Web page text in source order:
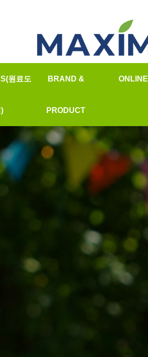
원료도
격
BRAND &
PRODUCT
안데스소금
오일&향신료
바베큐참숯
ONLINE